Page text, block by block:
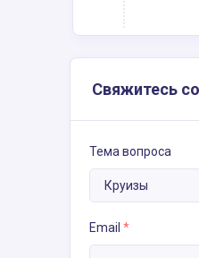
Свяжитесь
Тема вопроса
Email *